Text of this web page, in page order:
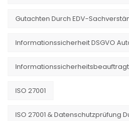
Gutachten Durch EDV-
Informationssicherheit DSGVO
ISO 27001
ISO 27001 & Datenschutzprüfung